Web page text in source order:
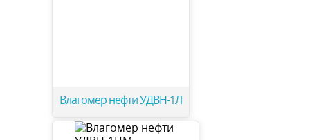
Влагомер нефти УДВН-1Л